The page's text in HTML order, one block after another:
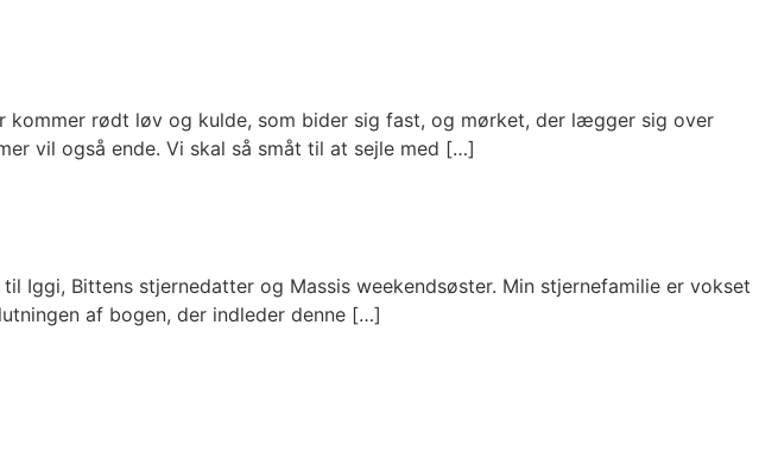
kommer rødt løv og kulde, som bider sig fast, og mørket, der lægger sig over
vil også ende. Vi skal så småt til at sejle med […]
Iggi, Bittens stjernedatter og Massis weekendsøster. Min stjernefamilie er vokset
af bogen, der indleder denne […]